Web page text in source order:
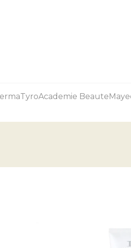
TyroAcademie Beaute